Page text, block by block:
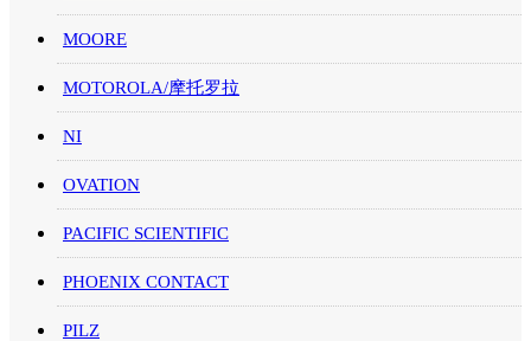
MOORE
MOTOROLA/摩托罗拉
NI
OVATION
PACIFIC SCIENTIFIC
PHOENIX CONTACT
PILZ